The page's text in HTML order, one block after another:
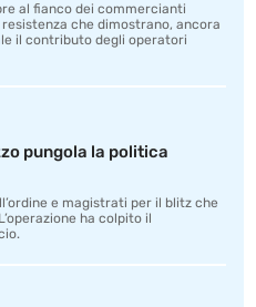
al fianco dei commercianti
che dimostrano, ancora
il contributo degli operatori
pungola la politica
e magistrati per il blitz che
ha colpito il